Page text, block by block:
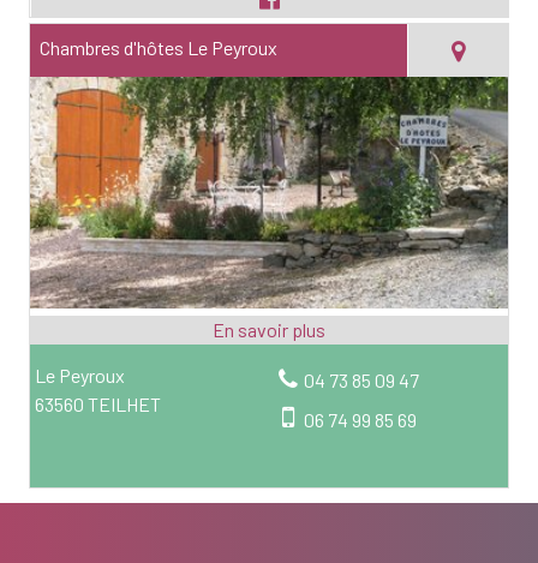
Chambres d'hôtes Le Peyroux
Le Peyroux
63560 TEILHET
04 73 85 09 47
06 74 99 85 69